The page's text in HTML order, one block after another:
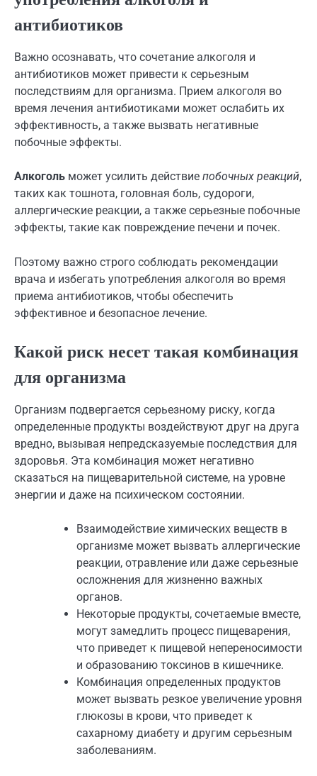
антибиотиков
Важно осознавать, что сочетание алкоголя и
антибиотиков может привести к серьезным
последствиям для организма. Прием алкоголя во
время лечения антибиотиками может ослабить их
эффективность, а также вызвать негативные
побочные эффекты.
Алкоголь может усилить действие побочных реакций,
таких как тошнота, головная боль, судороги,
аллергические реакции, а также серьезные побочные
эффекты, такие как повреждение печени и почек.
Поэтому важно строго соблюдать рекомендации
врача и избегать употребления алкоголя во время
приема антибиотиков, чтобы обеспечить
эффективное и безопасное лечение.
Какой риск несет такая комбинация
для организма
Организм подвергается серьезному риску, когда
определенные продукты воздействуют друг на друга
вредно, вызывая непредсказуемые последствия для
здоровья. Эта комбинация может негативно
сказаться на пищеварительной системе, на уровне
энергии и даже на психическом состоянии.
Взаимодействие химических веществ в
организме может вызвать аллергические
реакции, отравление или даже серьезные
осложнения для жизненно важных
органов.
Некоторые продукты, сочетаемые вместе,
могут замедлить процесс пищеварения,
что приведет к пищевой непереносимости
и образованию токсинов в кишечнике.
Комбинация определенных продуктов
может вызвать резкое увеличение уровня
глюкозы в крови, что приведет к
сахарному диабету и другим серьезным
заболеваниям.